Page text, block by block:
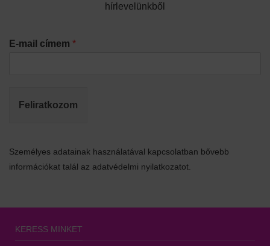
hírlevelünkből
E-mail címem *
Feliratkozom
Személyes adatainak használatával kapcsolatban bővebb
információkat talál az adatvédelmi nyilatkozatot.
KERESS MINKET